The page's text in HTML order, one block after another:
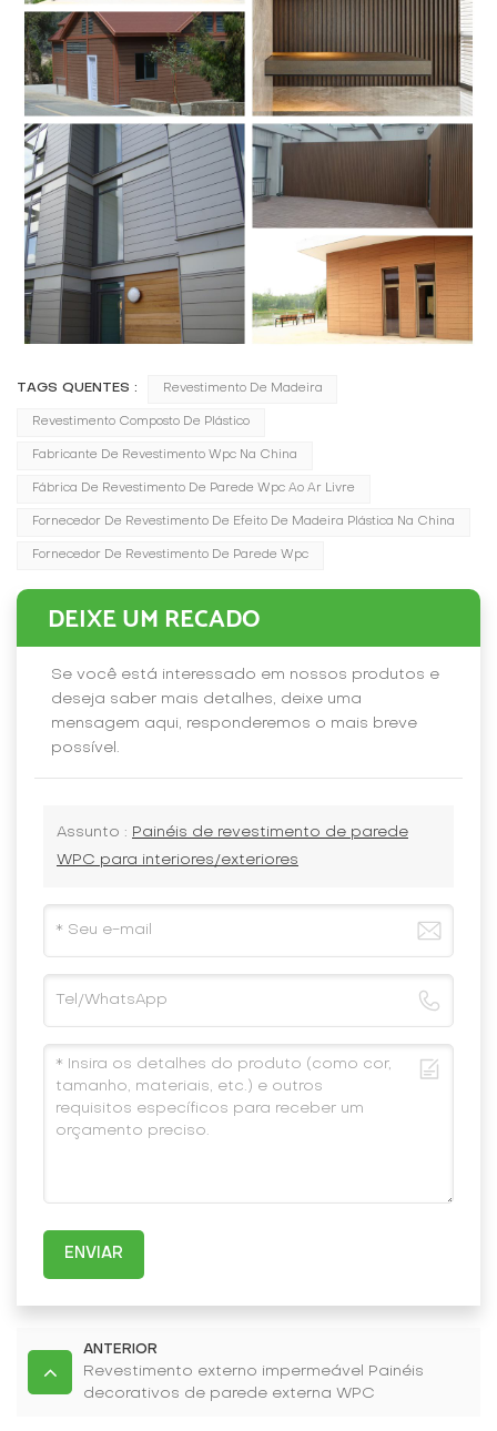
TAGS QUENTES : Revestimento De Madeira
Revestimento Composto De Plástico
Fabricante De Revestimento Wpc Na China
Fábrica De Revestimento De Parede Wpc Ao Ar Livre
Fornecedor De Revestimento De Efeito De Madeira Plástica Na China
Fornecedor De Revestimento De Parede Wpc
DEIXE UM RECADO
Se você está interessado em nossos produtos e
deseja saber mais detalhes, deixe uma
mensagem aqui, responderemos o mais breve
possível.
Assunto : Painéis de revestimento de parede
WPC para interiores/exteriores
ENVIAR
ANTERIOR
Revestimento externo impermeável Painéis
decorativos de parede externa WPC